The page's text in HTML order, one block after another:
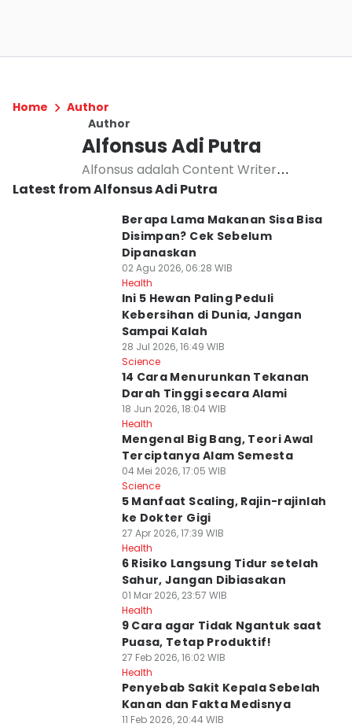
Home
Author
Author
Alfonsus Adi Putra
Alfonsus adalah Content Writer
berpengalaman yang menulis di IDN
topik kesehatan, sains, dan anime.
Alfonsus selalu berupaya memberikan
informasi yang valid.
Latest from Alfonsus Adi Putra
Berapa Lama Makanan Sisa Bisa
Disimpan? Cek Sebelum
Dipanaskan
02 Agu 2026, 06:28 WIB
Health
Ini 5 Hewan Paling Peduli
Kebersihan di Dunia, Jangan
Sampai Kalah
28 Jul 2026, 16:49 WIB
Science
14 Cara Menurunkan Tekanan
Darah Tinggi secara Alami
18 Jun 2026, 18:04 WIB
Health
Mengenal Big Bang, Teori Awal
Terciptanya Alam Semesta
04 Mei 2026, 17:05 WIB
Science
5 Manfaat Scaling, Rajin-rajinlah
ke Dokter Gigi
27 Apr 2026, 17:39 WIB
Health
6 Risiko Langsung Tidur setelah
Sahur, Jangan Dibiasakan
01 Mar 2026, 23:57 WIB
Health
9 Cara agar Tidak Ngantuk saat
Puasa, Tetap Produktif!
27 Feb 2026, 16:02 WIB
Health
Penyebab Sakit Kepala Sebelah
Kanan dan Fakta Medisnya
11 Feb 2026, 20:44 WIB